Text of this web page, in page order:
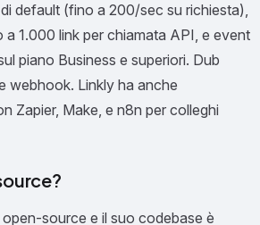
default (fino a 200/sec su richiesta),
a 1.000 link per chiamata API, e event
piano Business e superiori. Dub
webhook. Linkly ha anche
Zapier, Make, e n8n per colleghi
source e il suo codebase è